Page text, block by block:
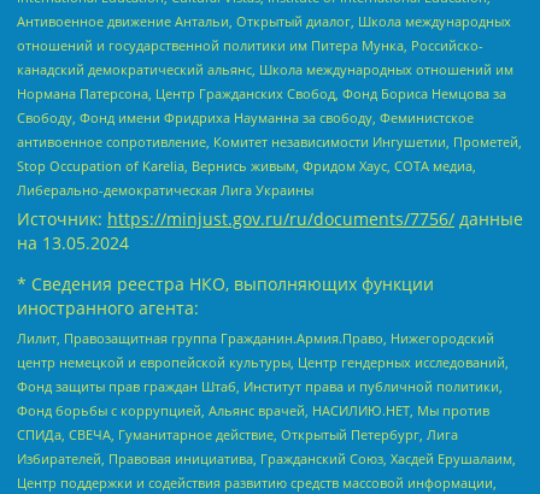
Антивоенное движение Антальи, Открытый диалог, Школа международных
отношений и государственной политики им Питера Мунка, Российско-
канадский демократический альянс, Школа международных отношений им
Нормана Патерсона, Центр Гражданских Свобод, Фонд Бориса Немцова за
Свободу, Фонд имени Фридриха Науманна за свободу, Феминистское
антивоенное сопротивление, Комитет независимости Ингушетии, Прометей,
Stop Occupation of Karelia, Вернись живым, Фридом Хаус, СОТА медиа,
Либерально-демократическая Лига Украины
Источник: https://minjust.gov.ru/ru/documents/7756/ данные
на 13.05.2024
* Сведения реестра НКО, выполняющих функции
иностранного агента:
Лилит, Правозащитная группа Гражданин.Армия.Право, Нижегородский
центр немецкой и европейской культуры, Центр гендерных исследований,
Фонд защиты прав граждан Штаб, Институт права и публичной политики,
Фонд борьбы с коррупцией, Альянс врачей, НАСИЛИЮ.НЕТ, Мы против
СПИДа, СВЕЧА, Гуманитарное действие, Открытый Петербург, Лига
Избирателей, Правовая инициатива, Гражданский Союз, Хасдей Ерушалаим,
Центр поддержки и содействия развитию средств массовой информации,